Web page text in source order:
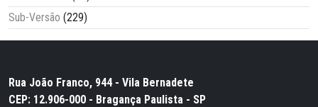
Sub-Versão (229)
Rua João Franco, 944 - Vila Bernadete
CEP: 12.906-000 - Bragança Paulista - SP